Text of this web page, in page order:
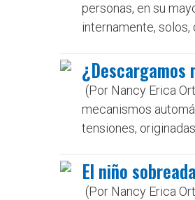
personas, en su
internamente, solos,
¿Descargamos
(Por Nancy Erica
mecanismos
tensiones,
El niño
(Por Nancy Erica